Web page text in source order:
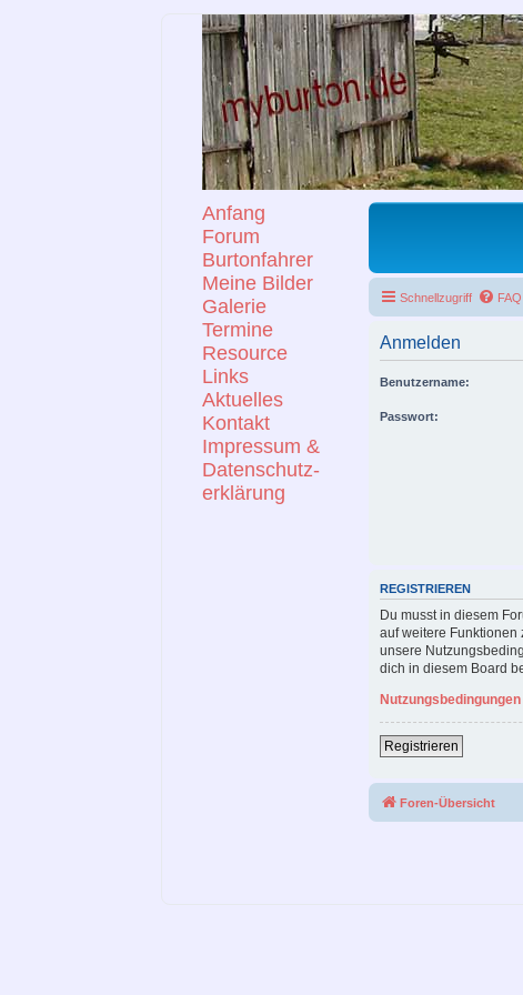
Anfang
Forum
Burtonfahrer
Meine Bilder
Galerie
Termine
Resource
Links
Aktuelles
Kontakt
Impressum &
Datenschutz-
erklärung
Schnellzugriff FAQ
Anmelden
Benutzername:
Passwort:
REGISTRIEREN
Du musst in diesem
auf weitere Funktionen
unsere
dich in diesem Board
Nutzungsbedingungen
Registrieren
Foren-Übersicht